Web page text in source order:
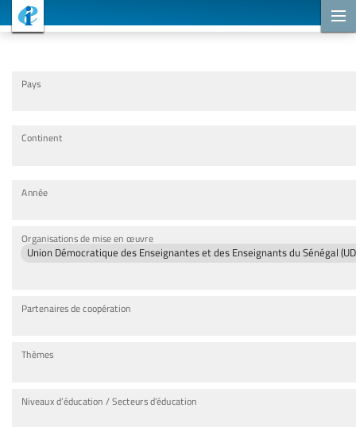
Pays
Continent
Année
Organisations de mise en œuvre
Union Démocratique des Enseignantes et des Enseignants du Sénégal
Partenaires de coopération
Thèmes
Niveaux d’éducation / Secteurs d’éducation